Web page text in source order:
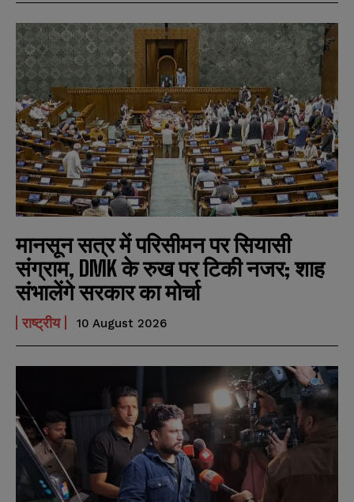
मानसून सत्र में परिसीमन पर सियासी
संग्राम, DMK के रुख पर टिकी नजर; शाह
संभालेंगे सरकार का मोर्चा
राष्ट्रीय 10 August 2026